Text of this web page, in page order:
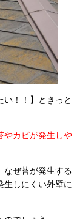
い！！】ときっと
やカビが発生しや
なぜ苔が発生する
生しにくい外壁に